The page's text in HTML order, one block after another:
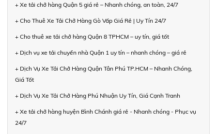
+ Xe tải chở hàng Quận 5 giá rẻ – Nhanh chóng, an toàn, 24/7
+ Cho Thuê Xe Tải Chở Hàng Gò Vấp Giá Rẻ | Uy Tín 24/7
+ Cho thuê xe tải chở hàng Quận 8 TPHCM – uy tín, giá tốt
+ Dịch vụ xe tải chuyển nhà Quận 1 uy tín – nhanh chóng – giá rẻ
+ Dịch Vụ Xe Tải Chở Hàng Quận Tân Phú TP.HCM – Nhanh Chóng,
Giá Tốt
+ Dịch Vụ Xe Tải Chở Hàng Phú Nhuận Uy Tín, Giá Cạnh Tranh
+ Xe tải chở hàng huyện Bình Chánh giá rẻ - Nhanh chóng - Phục vụ
24/7